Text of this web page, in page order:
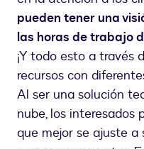
pueden tener una
las horas de trabajo
¡Y todo esto a través
recursos con
Al ser una solución
nube, los interesados
que mejor se ajuste a